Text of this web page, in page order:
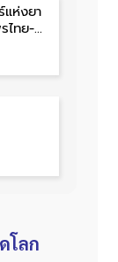
แห่งยา
ไทย-
โลก